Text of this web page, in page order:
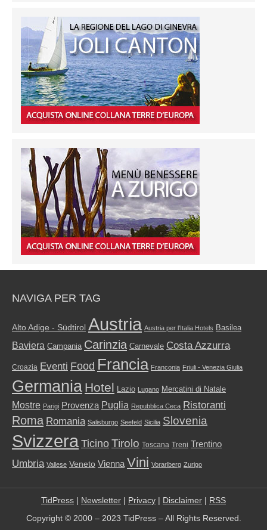
NAVIGA PER TAG
Alto Adige - Südtirol Austria Austria per l'Italia Hotels Basilea
Baviera Campania Carinzia Carnevale Costa Azzurra
Croazia Eventi Food Francia Franconia Friuli - Venezia Giulia
Germania Hotel Lazio Lugano Mercatini di Natale
Mostre Parigi Provenza Puglia Repubblica Ceca Ristoranti
Roma Romania Salisburgo Seefeld Sicilia Slovenia
Svizzera Ticino Tirolo Toscana Treni Trentino
Umbria Vallese Veneto Vienna Vini Vorarlberg Zurigo
TidPress | Newsletter | Privacy | Disclaimer | RSS
Copyright © 2000 – 2023 TidPress – All Rights Reserved.